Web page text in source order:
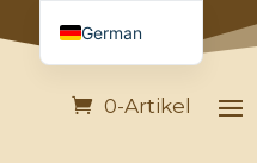
0-Artikel
German
French
English